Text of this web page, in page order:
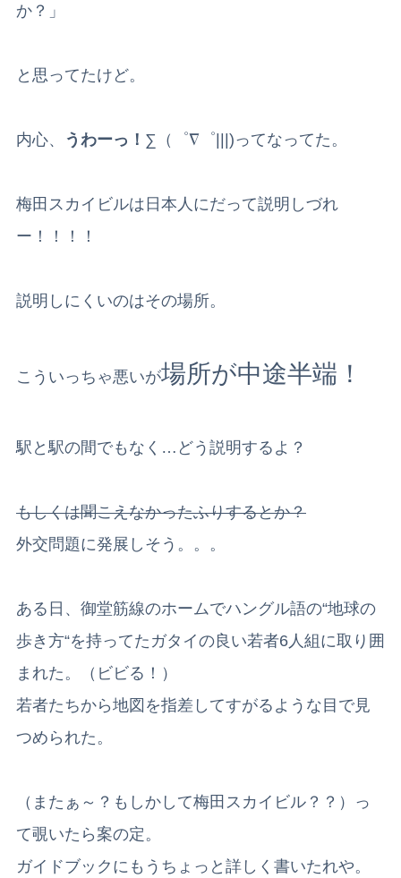
か？」
と思ってたけど。
内心、 うわーっ！ ∑（゜∇゜|||)ってなってた。
梅田スカイビルは日本人にだって説明しづれ
ー！！！！
説明しにくいのはその場所。
こういっちゃ悪いが場所が中途半端！
駅と駅の間でもなく…どう説明するよ？
もしくは聞こえなかったふりするとか？
外交問題に発展しそう。。。
ある日、御堂筋線のホームでハングル語の“地球の
歩き方“を持ってたガタイの良い若者6人組に取り囲
まれた。（ビビる！）
若者たちから地図を指差してすがるような目で見
つめられた。
（またぁ～？もしかして梅田スカイビル？？）っ
て覗いたら案の定。
ガイドブックにもうちょっと詳しく書いたれや。